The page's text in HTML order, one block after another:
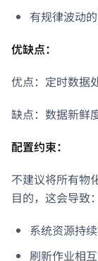
有规律波动
优缺点：
优点：定时数据
缺点：数据新鲜
配置约束：
不建议将所有物
目的，这会导致：
系统资源持
刷新作业相